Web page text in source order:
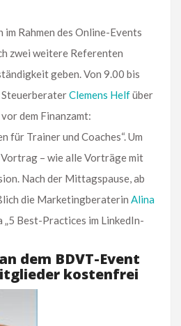
Rahmen des Online-Events
zwei weitere Referenten
geben. Von 9.00 bis
Clemens Helfüber
dem Finanzamt:
für Trainer und Coaches“. Um
– wie alle Vorträge mit
Nach der Mittagspause, ab
die Marketingberaterin Alina
„5 Best-Practices im LinkedIn-
dem BDVT-Event
kostenfrei